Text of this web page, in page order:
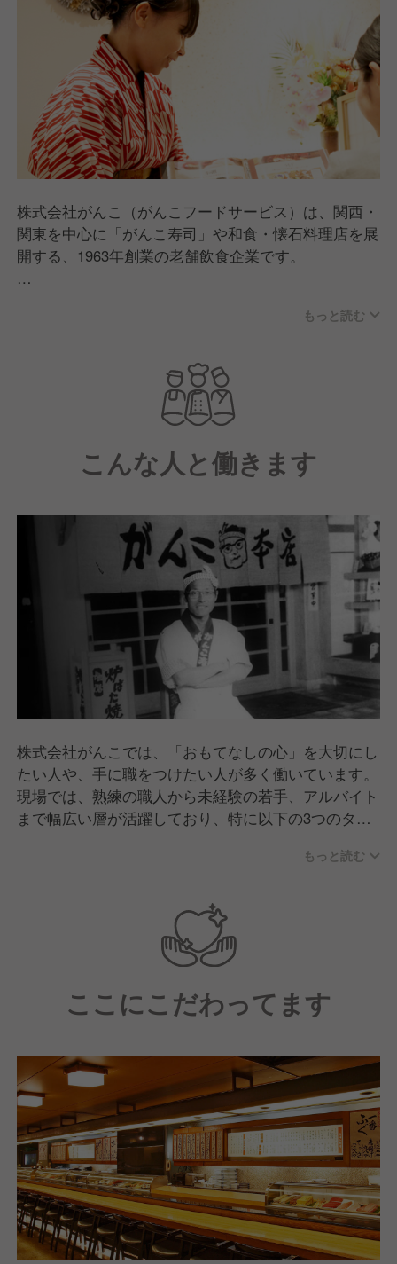
株式会社がんこ（がんこフードサービス）は、関西・
関東を中心に「がんこ寿司」や和食・懐石料理店を展
開する、1963年創業の老舗飲食企業です。
司やこだわりの和食を、誰もが楽しめるリーズナブル
宅を再生した「お屋敷レストラン」の運営や、介護事
業への進出、海外展開など、飲食の枠を超えた幅広い
事業を手掛けているのが特徴です。
もっと読む
こんな人と働きます
株式会社がんこでは、「おもてなしの心」を大切にし
たい人や、手に職をつけたい人が多く働いています。
現場では、熟練の職人から未経験の若手、アルバイト
まで幅広い層が活躍しており、特に以下の3つのタイ
「和」の技術を学びたい人：本格的な寿司や懐石料理
人と接するのが好きな人：マニュアルを超えた「おも
てなし」を重視するため、お客様の喜びを自分の活力
安定して長く働きたい人：飲食業界では珍しい手厚い
福利厚生（寮や家族支援）に魅力を感じ、腰を据えて
もっと読む
ここにこだわってます